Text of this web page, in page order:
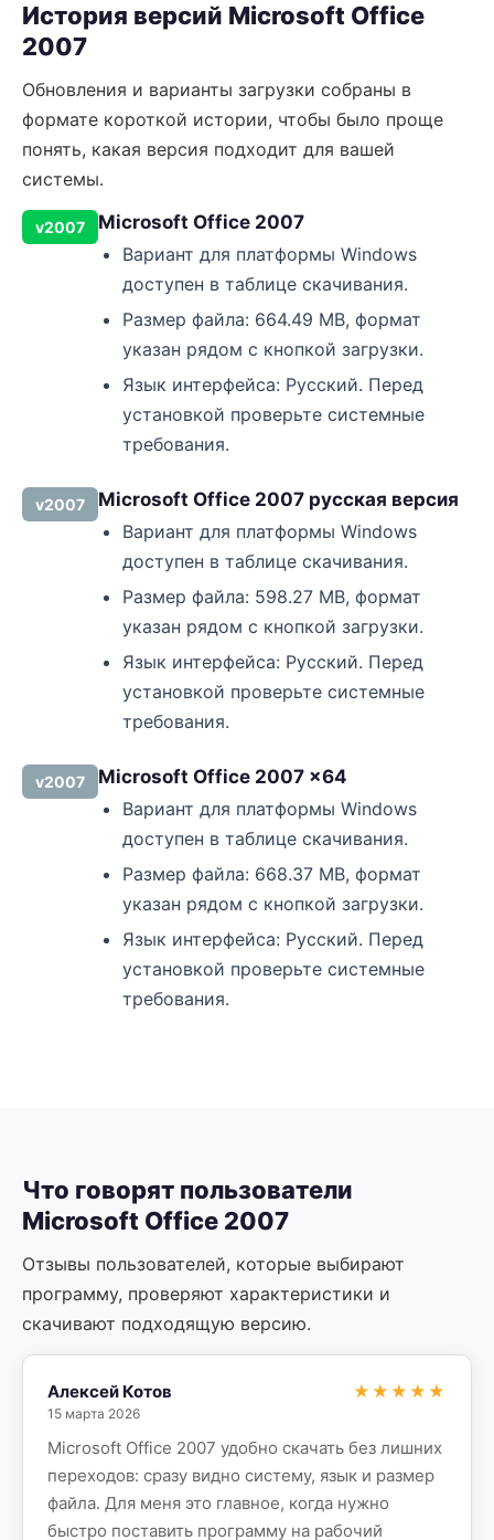
История версий Microsoft Office
2007
Обновления и варианты загрузки собраны в
формате короткой истории, чтобы было проще
понять, какая версия подходит для вашей
системы.
v2007
Microsoft Office 2007
Вариант для платформы Windows
доступен в таблице скачивания.
Размер файла: 664.49 MB, формат
указан рядом с кнопкой загрузки.
Язык интерфейса: Русский. Перед
установкой проверьте системные
требования.
v2007
Microsoft Office 2007 русская версия
Вариант для платформы Windows
доступен в таблице скачивания.
Размер файла: 598.27 MB, формат
указан рядом с кнопкой загрузки.
Язык интерфейса: Русский. Перед
установкой проверьте системные
требования.
v2007
Microsoft Office 2007 x64
Вариант для платформы Windows
доступен в таблице скачивания.
Размер файла: 668.37 MB, формат
указан рядом с кнопкой загрузки.
Язык интерфейса: Русский. Перед
установкой проверьте системные
требования.
Что говорят пользователи
Microsoft Office 2007
Отзывы пользователей, которые выбирают
программу, проверяют характеристики и
скачивают подходящую версию.
Алексей Котов
15 марта 2026
★★★★★
Microsoft Office 2007 удобно скачать без лишних
переходов: сразу видно систему, язык и размер
файла. Для меня это главное, когда нужно
быстро поставить программу на рабочий